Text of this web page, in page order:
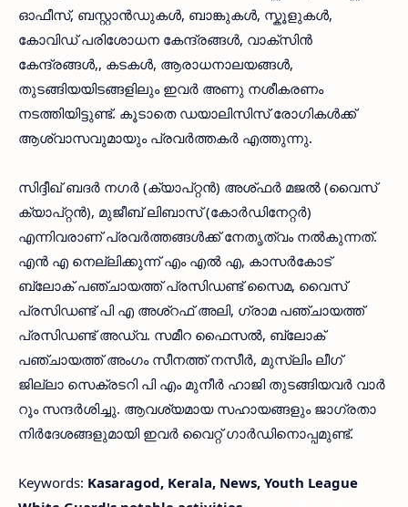
ഓഫീസ്, ബസ്റ്റാൻഡുകൾ, ബാങ്കുകൾ, സ്കൂളുകൾ,
കോവിഡ് പരിശോധന കേന്ദ്രങ്ങൾ, വാക്സിൻ
കേന്ദ്രങ്ങൾ,, കടകൾ, ആരാധനാലയങ്ങൾ,
തുടങ്ങിയയിടങ്ങളിലും ഇവർ അണു നശീകരണം
നടത്തിയിട്ടുണ്ട്. കൂടാതെ ഡയാലിസിസ് രോഗികൾക്ക്
ആശ്വാസവുമായും പ്രവർത്തകർ എത്തുന്നു.
സിദ്ദീഖ് ബദർ നഗർ (ക്യാപ്റ്റൻ) അശ്ഫർ മജൽ (വൈസ്
ക്യാപ്റ്റൻ), മുജീബ് ലിബാസ് (കോർഡിനേറ്റർ)
എന്നിവരാണ് പ്രവർത്തങ്ങൾക്ക് നേതൃത്വം നൽകുന്നത്.
എൻ എ നെല്ലിക്കുന്ന് എം എൽ എ, കാസർകോട്
ബ്ലോക് പഞ്ചായത്ത് പ്രസിഡണ്ട് സൈമ, വൈസ്
പ്രസിഡണ്ട് പി എ അശ്‌റഫ് അലി, ഗ്രാമ പഞ്ചായത്ത്
പ്രസിഡണ്ട് അഡ്വ. സമീറ ഫൈസൽ, ബ്ലോക്
പഞ്ചായത്ത് അംഗം സീനത്ത് നസീർ, മുസ്ലിം ലീഗ്
ജില്ലാ സെക്രടറി പി എം മുനീർ ഹാജി തുടങ്ങിയവർ വാർ
റൂം സന്ദർശിച്ചു. ആവശ്യമായ സഹായങ്ങളും ജാഗ്രതാ
നിർദേശങ്ങളുമായി ഇവർ വൈറ്റ് ഗാർഡിനൊപ്പമുണ്ട്.
Keywords: Kasaragod, Kerala, News, Youth League